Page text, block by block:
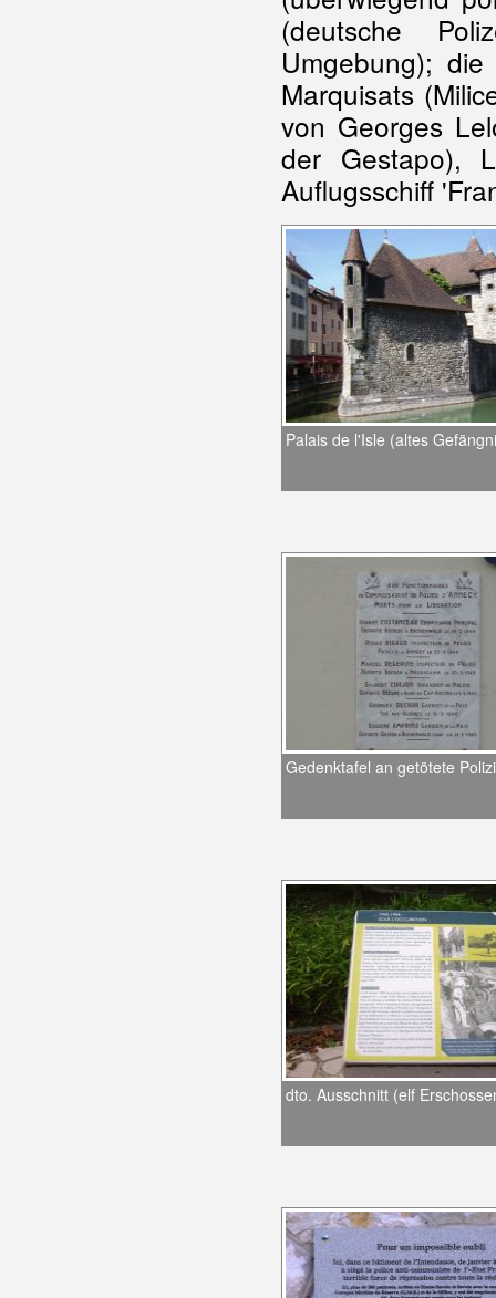
(deutsche
Umgebung);
Marquisats
von Georges
der Gestapo),
Auflugsschiff
Palais de l'Isle (altes
Gedenktafel an getötete
dto. Ausschnitt (elf